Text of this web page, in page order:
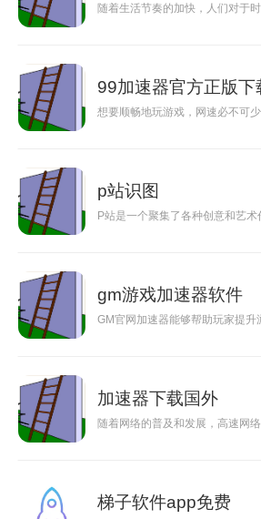
随着生活节奏的加快，人们对于
99加速器官方正版下
想要顺畅地玩游戏，网速必不可
p站识图
P站是一个聚集了各种创意和艺
gm游戏加速器软件
GM官网加速器能够帮助玩家提
加速器下载国外
随着网络的普及和发展，高速网
梯子软件app免费